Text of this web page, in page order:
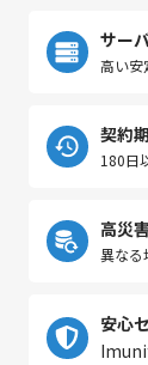
サー
高い安
契約
180日
高災
異なる
安心